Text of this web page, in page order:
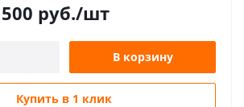
руб./шт
В корзину
Купить в 1 клик